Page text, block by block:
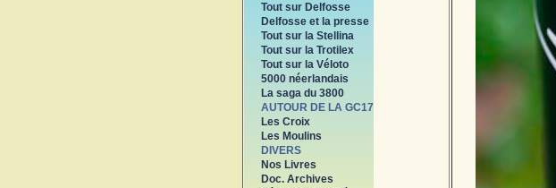
Tout sur Delfosse
Delfosse et la presse
Tout sur la Stellina
Tout sur la Trotilex
Tout sur la Véloto
5000 néerlandais
La saga du 3800
AUTOUR DE LA GC17
Les Croix
Les Moulins
DIVERS
Nos Livres
Doc. Archives